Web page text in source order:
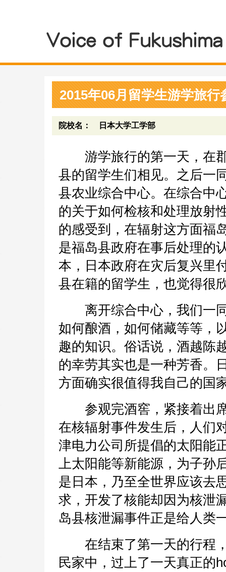
2015年06月留学生游学旅行
院校名： 日本大学工学部
游学旅行的第一天，在郡
县的留学生们相见。之后一
县农业综合中心。在综合中
的关于如何检核和处理放射
的感受到，在辐射这方面福
是福岛县政府在事后处理的
本，日本政府在灾后复兴里
县在籍的留学生，也觉得很
离开综合中心，我们一同
如何酿酒，如何储藏等等，
趣的知识。俗话说，酒越陈
的幸劳其实也是一种芳香。
方面确实很值得我自己的国
参观完酒窖，紧接着出席
在核辐射事件发生后，人们
津电力公司所提倡的太阳能
上太阳能等新能源，为子孙
是日本，乃至全世界应该去
求，开发了核能却因为核泄
岛县核泄漏事件正是给人类
在结束了第一天的行程，
民家中，过上了一天真正的